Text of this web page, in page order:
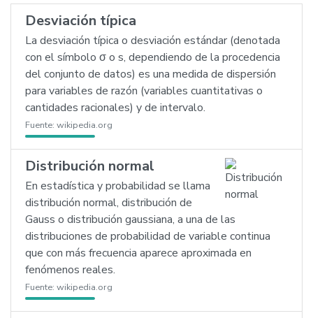
Desviación típica
La desviación típica o desviación estándar (denotada
con el símbolo σ o s, dependiendo de la procedencia
del conjunto de datos) es una medida de dispersión
para variables de razón (variables cuantitativas o
cantidades racionales) y de intervalo.
Fuente: wikipedia.org
Distribución normal
En estadística y probabilidad se llama
distribución normal, distribución de
Gauss o distribución gaussiana, a una de las
distribuciones de probabilidad de variable continua
que con más frecuencia aparece aproximada en
fenómenos reales.
Fuente: wikipedia.org